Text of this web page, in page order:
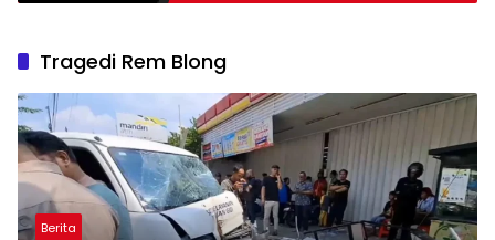
Tragedi Rem Blong
Berita